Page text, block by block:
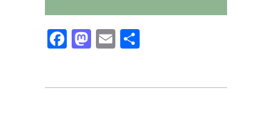
Facebook
Mastodon
Email